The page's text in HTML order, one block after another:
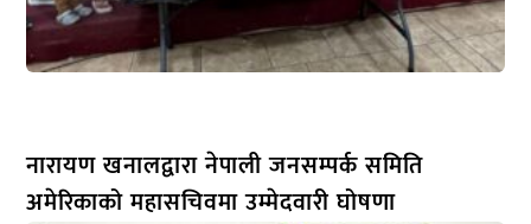
नारायण खनालद्वारा नेपाली जनसम्पर्क समिति
अमेरिकाको महासचिवमा उम्मेदवारी घोषणा